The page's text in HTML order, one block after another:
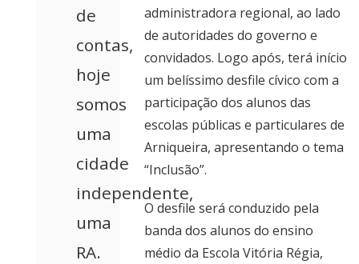
de
contas,
hoje
somos
uma
cidade
independente,
uma
RA.
administradora regional, ao lado
de autoridades do governo e
convidados. Logo após, terá início
um belíssimo desfile cívico com a
participação dos alunos das
escolas públicas e particulares de
Arniqueira, apresentando o tema
“Inclusão”.
O desfile será conduzido pela
banda dos alunos do ensino
médio da Escola Vitória Régia,